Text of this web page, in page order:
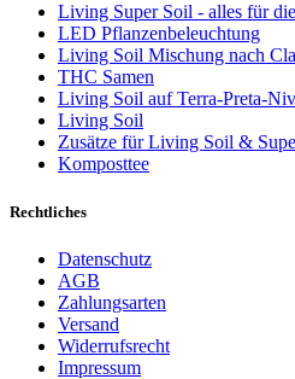
Living Super Soil - alles für
LED Pflanzenbeleuchtung
Living Soil Mischung nach
THC Samen
Living Soil auf Terra-Preta-
Living Soil
Zusätze für Living Soil &
Komposttee
Rechtliches
Datenschutz
AGB
Zahlungsarten
Versand
Widerrufsrecht
Impressum